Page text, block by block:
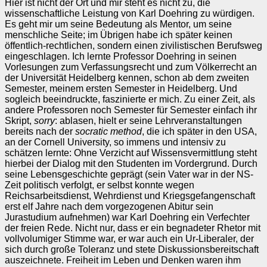
Hier ist nicht der Ort und mir steht es nicht zu, die
wissenschaftliche Leistung von Karl Doehring zu würdigen.
Es geht mir um seine Bedeutung als Mentor, um seine
menschliche Seite; im Übrigen habe ich später keinen
öffentlich-rechtlichen, sondern einen zivilistischen Berufsweg
eingeschlagen. Ich lernte Professor Doehring in seinen
Vorlesungen zum Verfassungsrecht und zum Völkerrecht an
der Universität Heidelberg kennen, schon ab dem zweiten
Semester, meinem ersten Semester in Heidelberg. Und
sogleich beeindruckte, faszinierte er mich. Zu einer Zeit, als
andere Professoren noch Semester für Semester einfach ihr
Skript, sorry: ablasen, hielt er seine Lehrveranstaltungen
bereits nach der socratic method, die ich später in den USA,
an der Cornell University, so immens und intensiv zu
schätzen lernte: Ohne Verzicht auf Wissensvermittlung steht
hierbei der Dialog mit den Studenten im Vordergrund. Durch
seine Lebensgeschichte geprägt (sein Vater war in der NS-
Zeit politisch verfolgt, er selbst konnte wegen
Reichsarbeitsdienst, Wehrdienst und Kriegsgefangenschaft
erst elf Jahre nach dem vorgezogenen Abitur sein
Jurastudium aufnehmen) war Karl Doehring ein Verfechter
der freien Rede. Nicht nur, dass er ein begnadeter Rhetor mit
vollvolumiger Stimme war, er war auch ein Ur-Liberaler, der
sich durch große Toleranz und stete Diskussionsbereitschaft
auszeichnete. Freiheit im Leben und Denken waren ihm